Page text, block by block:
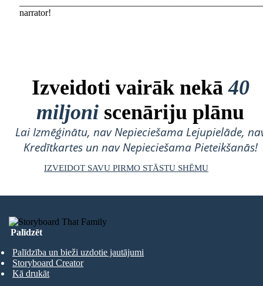
narrator!
Izveidoti vairāk nekā40
miljoni scenāriju plānu
Lai Izmēģinātu, nav Nepieciešama Lejupielāde,
Kredītkartes un nav Nepieciešama Pieteikšanās!
IZVEIDOT SAVU PIRMO STĀSTU SHĒMU
Palīdzēt
Palīdzība un bieži uzdotie jautājumi
Storyboard Creator
Kā drukāt